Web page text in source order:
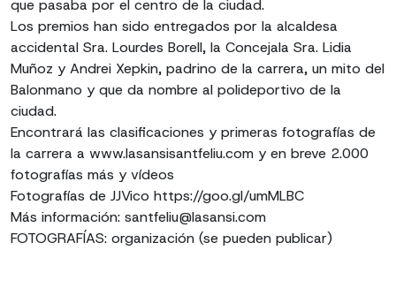
que pasaba por el centro de la ciudad.
Los premios han sido entregados por la alcaldesa
accidental Sra. Lourdes Borell, la Concejala Sra. Lidia
Muñoz y Andrei Xepkin, padrino de la carrera, un mito del
Balonmano y que da nombre al polideportivo de la
ciudad.
Encontrará las clasificaciones y primeras fotografías de
la carrera a www.lasansisantfeliu.com y en breve 2.000
fotografías más y vídeos
Fotografías de JJVico https://goo.gl/umMLBC
Más información: santfeliu@lasansi.com
FOTOGRAFÍAS: organización (se pueden publicar)